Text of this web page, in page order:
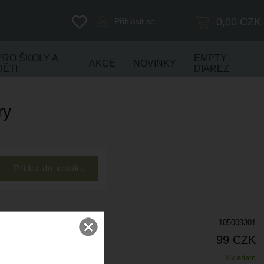
0,00 CZK
Přihlásit se
ŠKOLY A
AKCE NOVINKY
EMPTY
DIAREZ
105009301
99 CZK
Skladem